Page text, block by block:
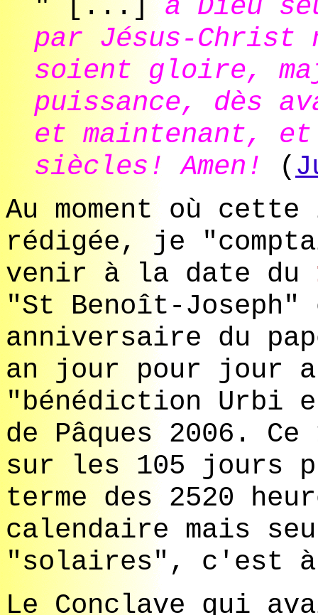
" [...] à Dieu
par Jésus-Christ
soient gloire,
puissance, dès
et maintenant,
siècles! Amen!
(
Au moment où
rédigée, je
venir à la date du
"St Benoît-
anniversaire du
an jour pour jour
"bénédiction Urbi
de Pâques 2006.
sur les 105 jours
terme des 2520
calendaire mais
"solaires", c'est à
Le Conclave qui